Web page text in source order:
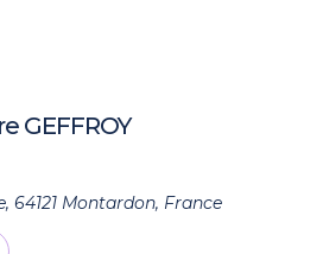
GEFFROY
64121 Montardon, France